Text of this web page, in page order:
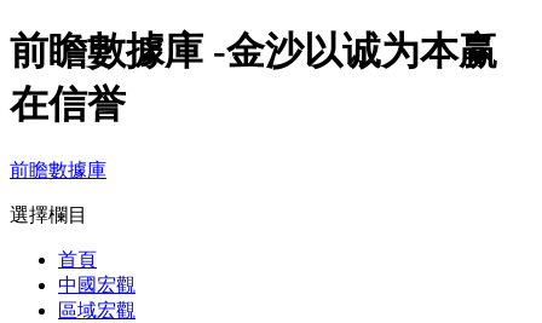
前瞻數據庫 -金沙以诚为本赢
在信誉
前瞻數據庫
選擇欄目
首頁
中國宏觀
區域宏觀